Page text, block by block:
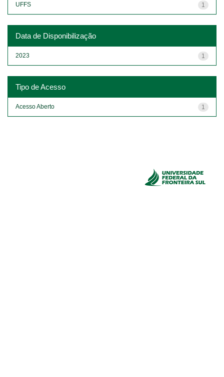
1
UFFS
Data de Disponibilização
1
2023
Tipo de Acesso
1
Acesso Aberto